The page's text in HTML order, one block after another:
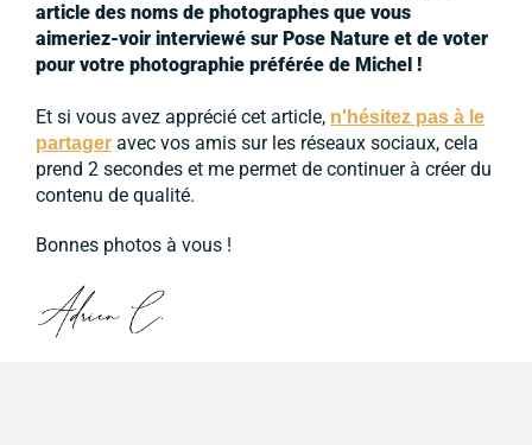
article des noms de photographes que vous
aimeriez-voir interviewé sur Pose Nature et de voter
pour votre photographie préférée de Michel !
Et si vous avez apprécié cet article, n'hésitez pas à le
partager avec vos amis sur les réseaux sociaux, cela
prend 2 secondes et me permet de continuer à créer du
contenu de qualité.
Bonnes photos à vous !